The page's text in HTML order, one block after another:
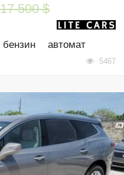
17 500 $
автомат
5467